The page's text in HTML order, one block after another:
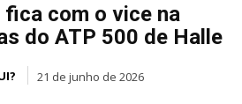
com o vice na
do ATP 500 de Halle
21 de junho de 2026